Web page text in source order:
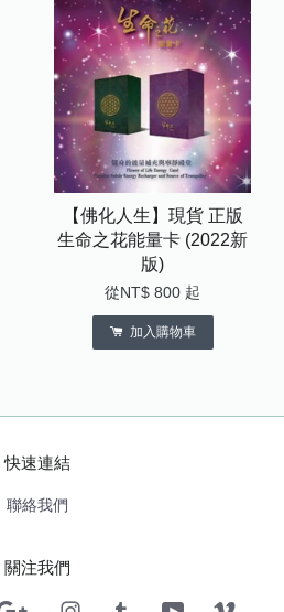
【佛化人生】現貨 正版
生命之花能量卡 (2022新
版)
從 NT$ 800 起
加入購物車
快速連結
聯絡我們
關注我們